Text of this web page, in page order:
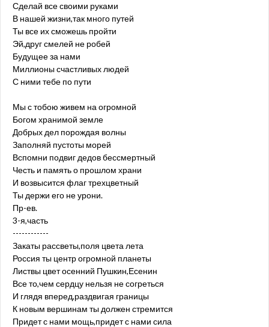
Сделай все своими руками
В нашей жизни,так много путей
Ты все их сможешь пройти
Эй,друг смелей не робей
Будущее за нами
Миллионы счастливых людей
С ними тебе по пути
Мы с тобою живем на огромной
Богом хранимой земле
Добрых дел порождая волны
Заполняй пустоты морей
Вспомни подвиг дедов бессмертный
Честь и память о прошлом храни
И возвысится флаг трехцветный
Ты держи его не урони.
Пр-ев.
3-я,часть
------------
Закаты рассветы,поля цвета лета
Россия ты центр огромной планеты
Листвы цвет осенний Пушкин,Есенин
Все то,чем сердцу нельзя не согреться
И глядя вперед,раздвигая границы
К новым вершинам ты должен стремится
Придет с нами мощь,придет с нами сила